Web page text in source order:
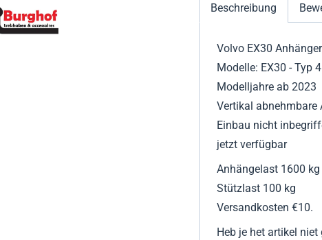
Beschreibung
Volvo EX30
Modelle: EX30 - Typ
Modelljahre ab 2023
Vertikal
Einbau nicht
jetzt verfügbar
Anhängelast 1600 kg
Stützlast 100 kg
Versandkosten €10.
Heb je het artikel